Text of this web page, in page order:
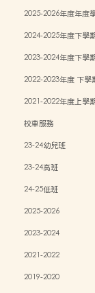
2025-2026年度年度
2024-2025年度下學
2023-2024年度下學
2022-2023年度 下學
2021-2022年度上學
校車服務
23-24幼兒班
23-24高班
24-25低班
2025-2026
2023-2024
2021-2022
2019-2020